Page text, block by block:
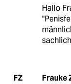
Hallo
FZ Frauke